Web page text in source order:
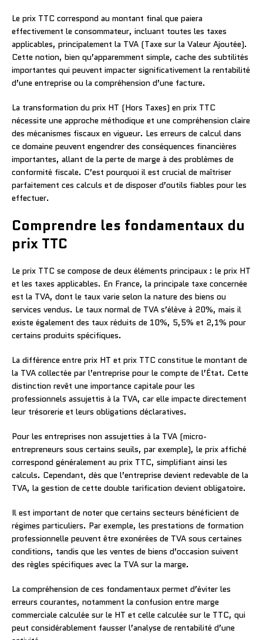
Le prix TTC correspond au montant final que paiera
effectivement le consommateur, incluant toutes les taxes
applicables, principalement la TVA (Taxe sur la Valeur Ajoutée).
Cette notion, bien qu’apparemment simple, cache des subtilités
importantes qui peuvent impacter significativement la rentabilité
d’une entreprise ou la compréhension d’une facture.
La transformation du prix HT (Hors Taxes) en prix TTC
nécessite une approche méthodique et une compréhension claire
des mécanismes fiscaux en vigueur. Les erreurs de calcul dans
ce domaine peuvent engendrer des conséquences financières
importantes, allant de la perte de marge à des problèmes de
conformité fiscale. C’est pourquoi il est crucial de maîtriser
parfaitement ces calculs et de disposer d’outils fiables pour les
effectuer.
Comprendre les fondamentaux du
prix TTC
Le prix TTC se compose de deux éléments principaux : le prix HT
et les taxes applicables. En France, la principale taxe concernée
est la TVA, dont le taux varie selon la nature des biens ou
services vendus. Le taux normal de TVA s’élève à 20%, mais il
existe également des taux réduits de 10%, 5,5% et 2,1% pour
certains produits spécifiques.
La différence entre prix HT et prix TTC constitue le montant de
la TVA collectée par l’entreprise pour le compte de l’État. Cette
distinction revêt une importance capitale pour les
professionnels assujettis à la TVA, car elle impacte directement
leur trésorerie et leurs obligations déclaratives.
Pour les entreprises non assujetties à la TVA (micro-
entrepreneurs sous certains seuils, par exemple), le prix affiché
correspond généralement au prix TTC, simplifiant ainsi les
calculs. Cependant, dès que l’entreprise devient redevable de la
TVA, la gestion de cette double tarification devient obligatoire.
Il est important de noter que certains secteurs bénéficient de
régimes particuliers. Par exemple, les prestations de formation
professionnelle peuvent être exonérées de TVA sous certaines
conditions, tandis que les ventes de biens d’occasion suivent
des règles spécifiques avec la TVA sur la marge.
La compréhension de ces fondamentaux permet d’éviter les
erreurs courantes, notamment la confusion entre marge
commerciale calculée sur le HT et celle calculée sur le TTC, qui
peut considérablement fausser l’analyse de rentabilité d’une